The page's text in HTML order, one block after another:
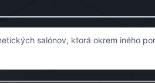
salónov, ktorá okrem iného